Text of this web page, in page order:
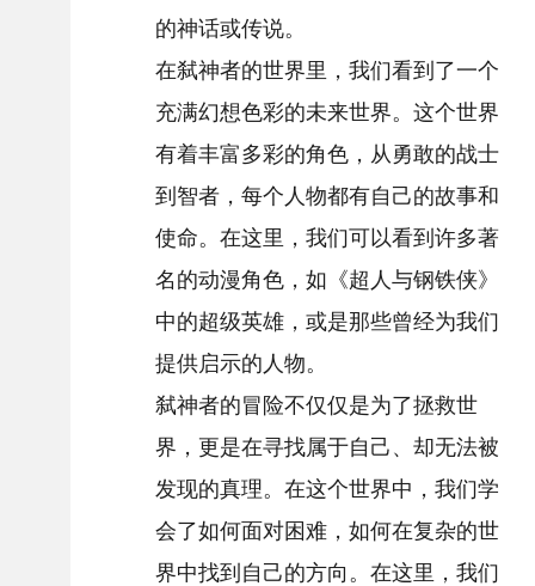
的神话或传说。
在弑神者的世界里，我们看到了一个
充满幻想色彩的未来世界。这个世界
有着丰富多彩的角色，从勇敢的战士
到智者，每个人物都有自己的故事和
使命。在这里，我们可以看到许多著
名的动漫角色，如《超人与钢铁侠》
中的超级英雄，或是那些曾经为我们
提供启示的人物。
弑神者的冒险不仅仅是为了拯救世
界，更是在寻找属于自己、却无法被
发现的真理。在这个世界中，我们学
会了如何面对困难，如何在复杂的世
界中找到自己的方向。在这里，我们